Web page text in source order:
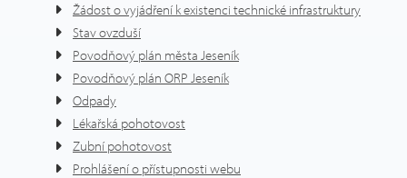
Žádost o vyjádření k existenci technické infrastruktury
Stav ovzduší
Povodňový plán města Jeseník
Povodňový plán ORP Jeseník
Odpady
Lékařská pohotovost
Zubní pohotovost
Prohlášení o přístupnosti webu